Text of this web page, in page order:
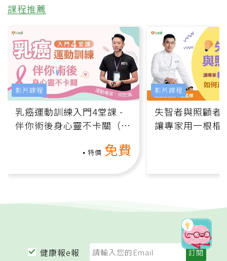
課程推薦
乳癌運動訓練入門4堂課 -
伴你術後身心靈不卡關（線
特價 免費
影片課程
失智者與照顧者
讓專家用一根棍
影片課程
健康報e報